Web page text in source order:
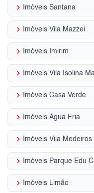
keyboard_arrow_right Imóveis Santana
keyboard_arrow_right Imóveis Vila Mazzei
keyboard_arrow_right Imóveis Imirim
keyboard_arrow_right Imóveis Vila Isolina
keyboard_arrow_right Imóveis Casa Verde
keyboard_arrow_right Imóveis Água Fria
keyboard_arrow_right Imóveis Vila Medeiros
keyboard_arrow_right Imóveis Parque Edu
keyboard_arrow_right Imóveis Limão